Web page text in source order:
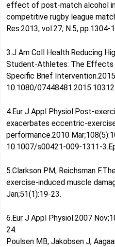
effect of post-match alcohol
competitive rugby league
Res.2013, vol.27, N.5, pp.1304-
3.J Am Coll Health.Reducing
Student-Athletes: The
Specific Brief
10.1080/
4.Eur J Appl Physiol.Post-
exacerbates eccentric-
performance.2010
10.1007/s00421-009-1311-
5.Clarkson PM, Reichsman
exercise-induced muscle
Jan;51(1):19-23.
6.Eur J Appl Physiol.2007
24.
Poulsen MB, Jakobsen J,